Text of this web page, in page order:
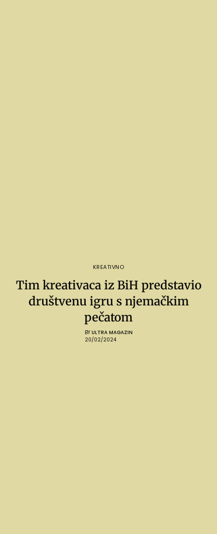
KREATIVNO
Tim kreativaca iz BiH predstavio
društvenu igru s njemačkim
pečatom
BY ULTRA MAGAZIN
20/02/2024